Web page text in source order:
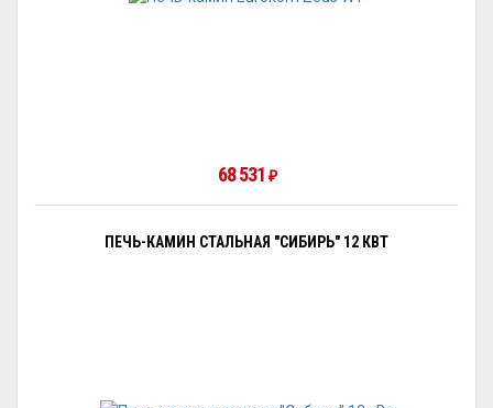
68 531 ₽
ПЕЧЬ-КАМИН СТАЛЬНАЯ "СИБИРЬ" 12 КВТ